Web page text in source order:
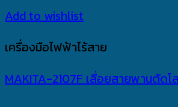
Add to wishlist
เครื่องมือไฟฟ้าไร้สาย
MAKITA-2107F เลื่อยสายพานตัดโ